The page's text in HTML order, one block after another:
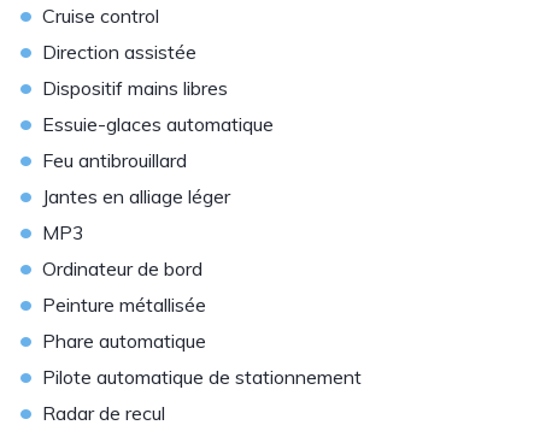
• Cruise control
• Direction assistée
• Dispositif mains libres
• Essuie-glaces automatique
• Feu antibrouillard
• Jantes en alliage léger
• MP3
• Ordinateur de bord
• Peinture métallisée
• Phare automatique
• Pilote automatique de stationnement
• Radar de recul